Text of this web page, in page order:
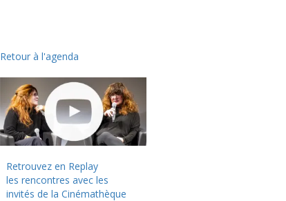
Retour à l'agenda
Retrouvez en Replay
les rencontres avec les
invités de la Cinémathèque